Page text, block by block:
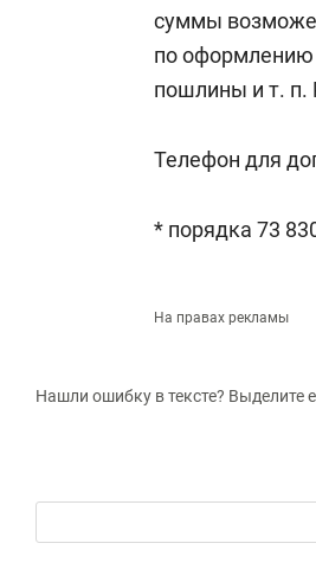
суммы
по оформлению
пошлины и т. п.
Телефон для
* порядка 73
На правах рекламы
Нашли ошибку в тексте? Выделите